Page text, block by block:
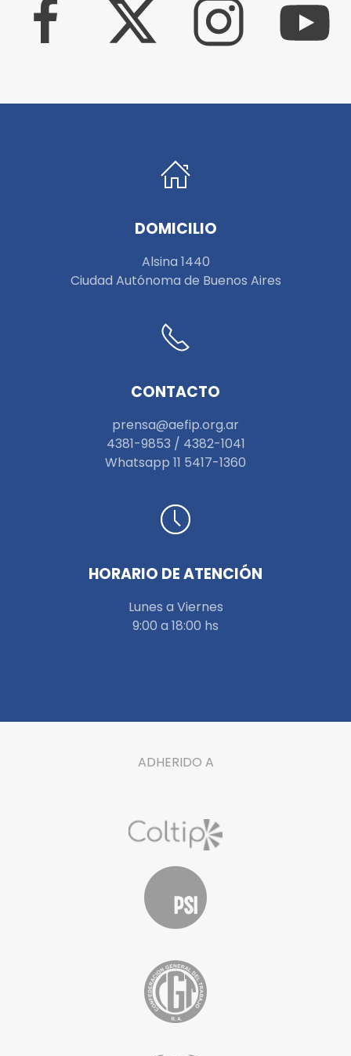
DOMICILIO
Alsina 1440
Ciudad Autónoma de Buenos Aires
CONTACTO
prensa@aefip.org.ar
4381-9853 / 4382-1041
Whatsapp 11 5417-1360
HORARIO DE ATENCIÓN
Lunes a Viernes
9:00 a 18:00 hs
ADHERIDO A